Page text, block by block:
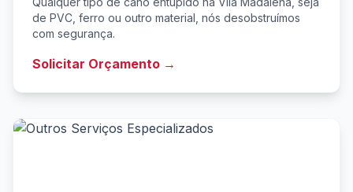
de PVC, ferro ou outro material, nós desobstruímos
com segurança.
Solicitar Orçamento →